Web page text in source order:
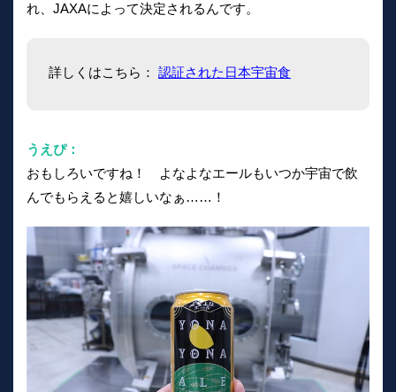
れ、JAXAによって決定されるんです。
詳しくはこちら： 認証された日本宇宙食
うえぴ：
おもしろいですね！ よなよなエールもいつか宇宙で飲
んでもらえると嬉しいなぁ……！